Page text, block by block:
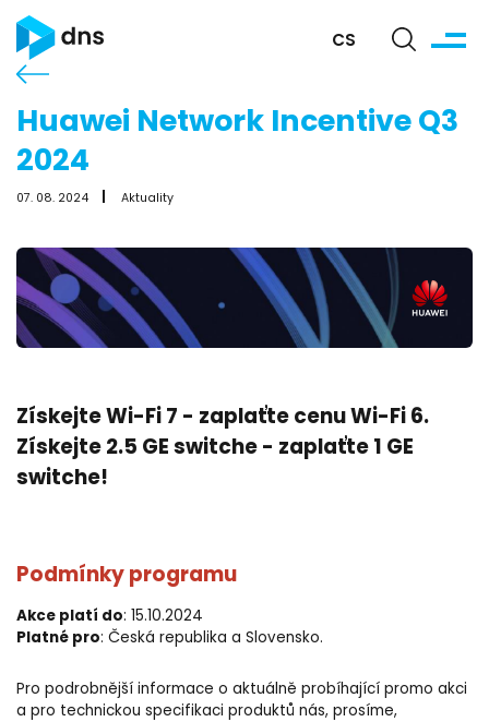
CS
Huawei Network Incentive Q3
2024
07. 08. 2024 Aktuality
Získejte Wi-Fi 7 - zaplaťte cenu Wi-Fi 6.
Získejte 2.5 GE switche - zaplaťte 1 GE
switche!
Podmínky programu
Akce platí do: 15.10.2024
Platné pro: Česká republika a Slovensko.
Pro podrobnější informace o aktuálně probíhající promo akci
a pro technickou specifikaci produktů nás, prosíme,